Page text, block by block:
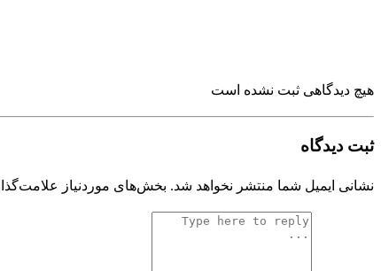
هیچ دیدگاهی ثبت نشده است
ثبت دیدگاه
نشانی ایمیل شما منتشر نخواهد شد. بخش‌های موردنیاز